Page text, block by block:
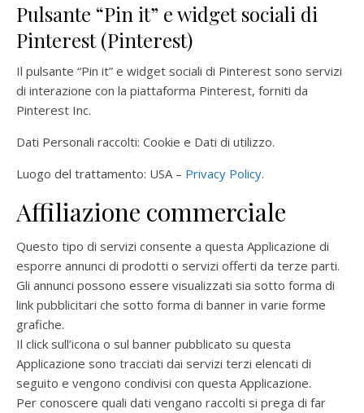
Pulsante “Pin it” e widget sociali di
Pinterest (Pinterest)
Il pulsante “Pin it” e widget sociali di Pinterest sono servizi
di interazione con la piattaforma Pinterest, forniti da
Pinterest Inc.
Dati Personali raccolti: Cookie e Dati di utilizzo.
Luogo del trattamento: USA – Privacy Policy.
Affiliazione commerciale
Questo tipo di servizi consente a questa Applicazione di
esporre annunci di prodotti o servizi offerti da terze parti.
Gli annunci possono essere visualizzati sia sotto forma di
link pubblicitari che sotto forma di banner in varie forme
grafiche.
Il click sull’icona o sul banner pubblicato su questa
Applicazione sono tracciati dai servizi terzi elencati di
seguito e vengono condivisi con questa Applicazione.
Per conoscere quali dati vengano raccolti si prega di far